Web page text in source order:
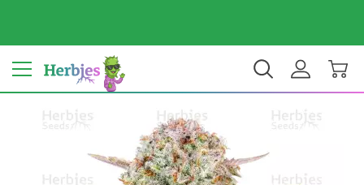
Dein Land: Vereinigte Staaten $ USD DE